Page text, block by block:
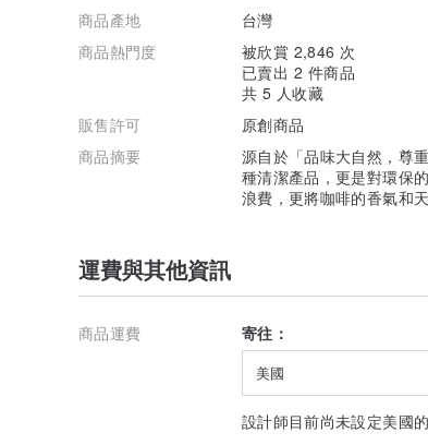
商品產地
台灣
商品熱門度
被欣賞 2,846 次
已賣出 2 件商品
共 5 人收藏
販售許可
原創商品
商品摘要
源自於「品味大自然，尊
種清潔產品，更是對環保
浪費，更將咖啡的香氣和
運費與其他資訊
商品運費 寄往：
美國
設計師目前尚未設定美國